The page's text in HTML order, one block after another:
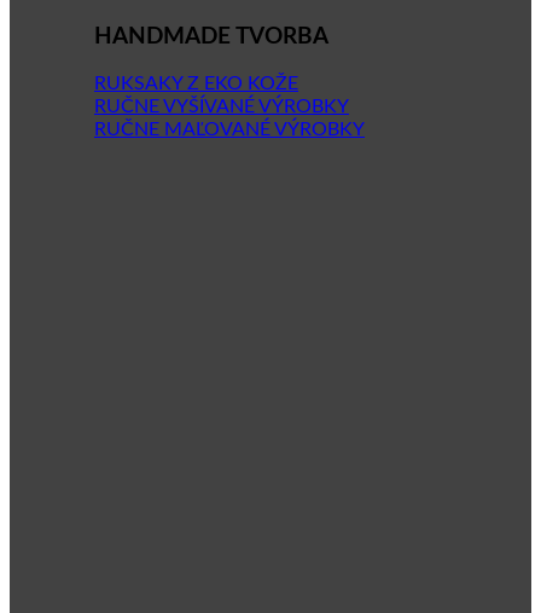
HANDMADE TVORBA
RUKSAKY Z EKO KOŽE
RUČNE VYŠÍVANÉ VÝROBKY
RUČNE MAĽOVANÉ VÝROBKY